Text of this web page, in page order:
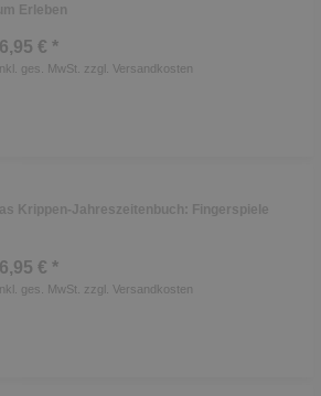
Erleben
€ *
inkl. ges. MwSt. zzgl. Versandkosten
Krippen-Jahreszeitenbuch: Fingerspiele
€ *
inkl. ges. MwSt. zzgl. Versandkosten